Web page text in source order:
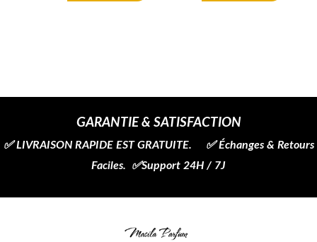
GARANTIE & SATISFACTION
✅ LIVRAISON RAPIDE EST GRATUITE. ✅ Échanges & Retours
Faciles. ✅Support 24H / 7J